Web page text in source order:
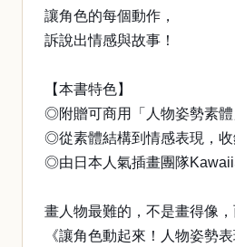
讓角色的每個動作，
訴說出情感與故事！
【本書特色】
◎附贈可商用「人物姿勢素體
◎從素體結構到情感表現，收
◎由日本人氣插畫團隊
畫人物最難的，不是畫得像，
《讓角色動起來！人物姿勢